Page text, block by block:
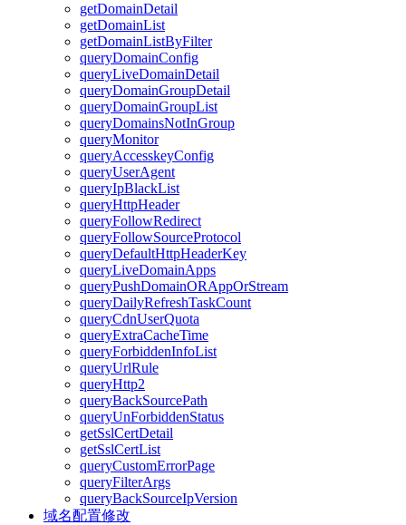
getDomainDetail
getDomainList
getDomainListByFilter
queryDomainConfig
queryLiveDomainDetail
queryDomainGroupDetail
queryDomainGroupList
queryDomainsNotInGroup
queryMonitor
queryAccesskeyConfig
queryUserAgent
queryIpBlackList
queryHttpHeader
queryFollowRedirect
queryFollowSourceProtocol
queryDefaultHttpHeaderKey
queryLiveDomainApps
queryPushDomainORAppOrStream
queryDailyRefreshTaskCount
queryCdnUserQuota
queryExtraCacheTime
queryForbiddenInfoList
queryUrlRule
queryHttp2
queryBackSourcePath
queryUnForbiddenStatus
getSslCertDetail
getSslCertList
queryCustomErrorPage
queryFilterArgs
queryBackSourceIpVersion
域名配置修改